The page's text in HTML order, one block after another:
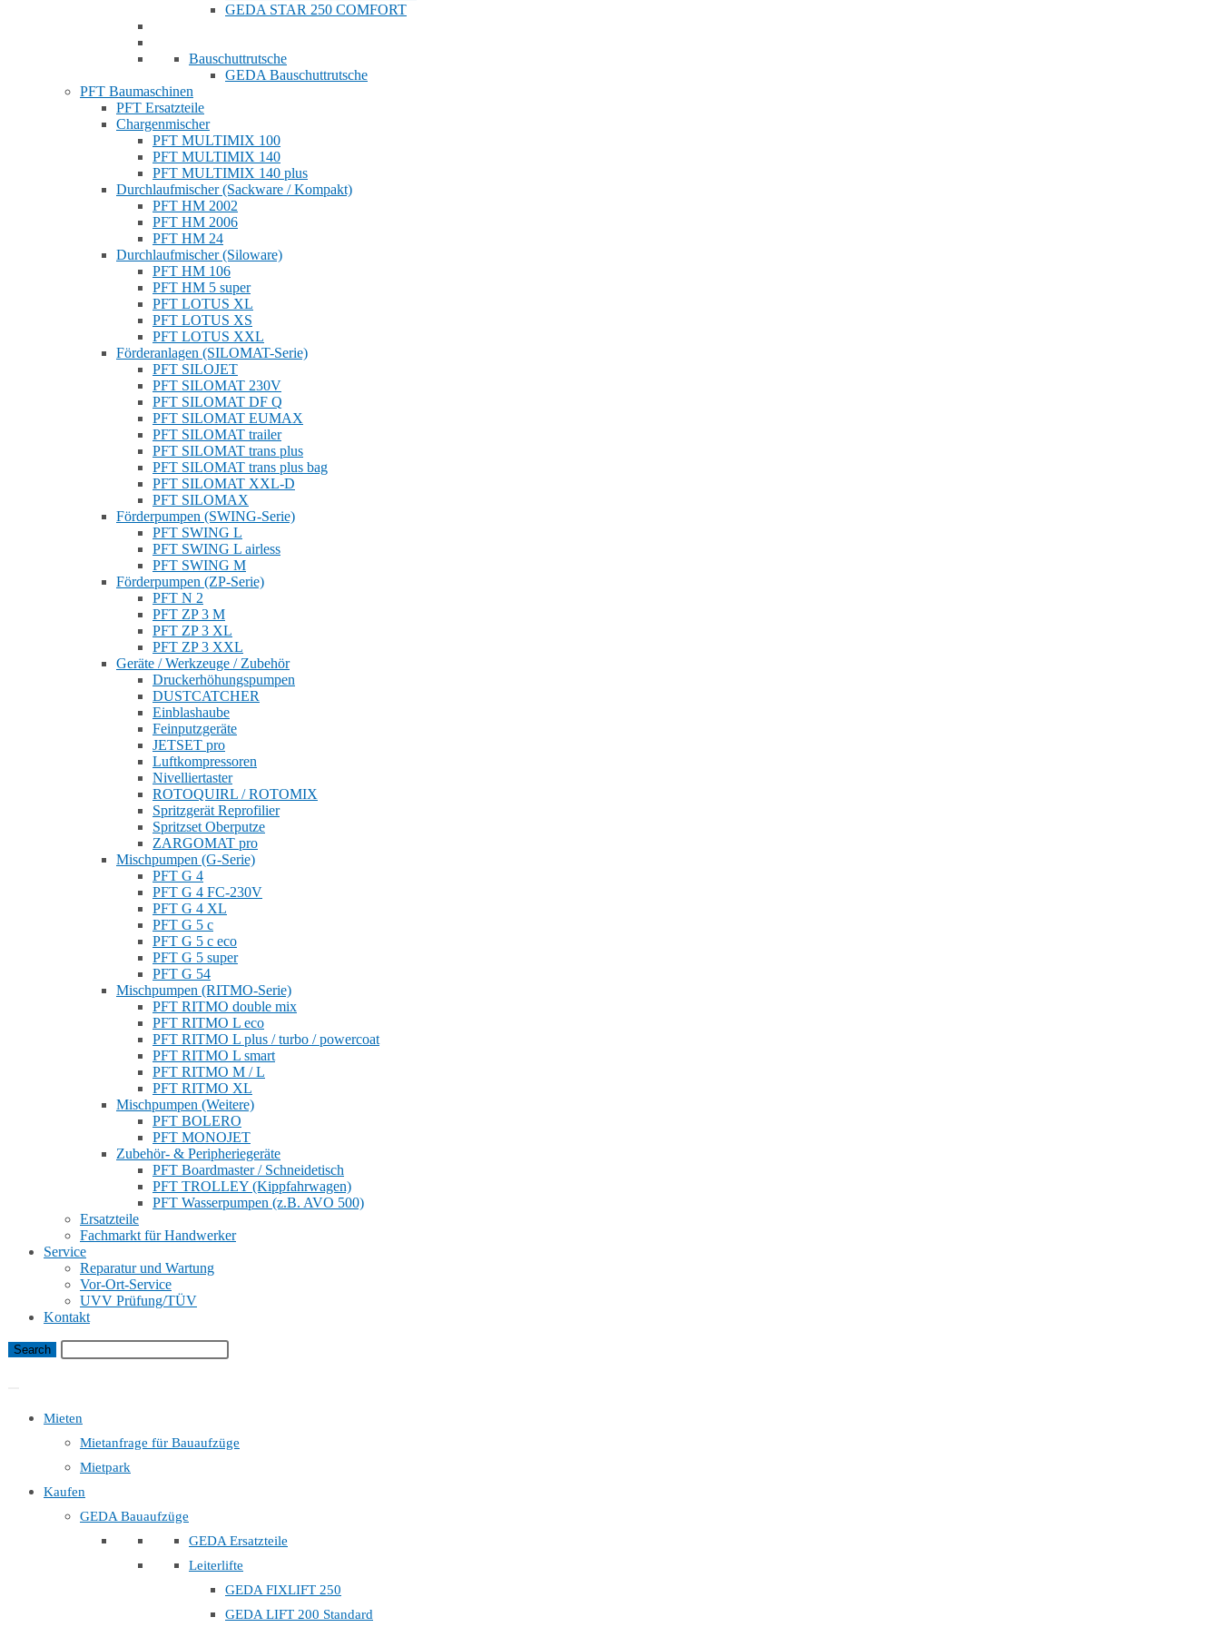
GEDA STAR 250 COMFORT
Bauschuttrutsche
GEDA Bauschuttrutsche
PFT Baumaschinen
PFT Ersatzteile
Chargenmischer
PFT MULTIMIX 100
PFT MULTIMIX 140
PFT MULTIMIX 140 plus
Durchlaufmischer (Sackware / Kompakt)
PFT HM 2002
PFT HM 2006
PFT HM 24
Durchlaufmischer (Siloware)
PFT HM 106
PFT HM 5 super
PFT LOTUS XL
PFT LOTUS XS
PFT LOTUS XXL
Förderanlagen (SILOMAT-Serie)
PFT SILOJET
PFT SILOMAT 230V
PFT SILOMAT DF Q
PFT SILOMAT EUMAX
PFT SILOMAT trailer
PFT SILOMAT trans plus
PFT SILOMAT trans plus bag
PFT SILOMAT XXL-D
PFT SILOMAX
Förderpumpen (SWING-Serie)
PFT SWING L
PFT SWING L airless
PFT SWING M
Förderpumpen (ZP-Serie)
PFT N 2
PFT ZP 3 M
PFT ZP 3 XL
PFT ZP 3 XXL
Geräte / Werkzeuge / Zubehör
Druckerhöhungspumpen
DUSTCATCHER
Einblashaube
Feinputzgeräte
JETSET pro
Luftkompressoren
Nivelliertaster
ROTOQUIRL / ROTOMIX
Spritzgerät Reprofilier
Spritzset Oberputze
ZARGOMAT pro
Mischpumpen (G-Serie)
PFT G 4
PFT G 4 FC-230V
PFT G 4 XL
PFT G 5 c
PFT G 5 c eco
PFT G 5 super
PFT G 54
Mischpumpen (RITMO-Serie)
PFT RITMO double mix
PFT RITMO L eco
PFT RITMO L plus / turbo / powercoat
PFT RITMO L smart
PFT RITMO M / L
PFT RITMO XL
Mischpumpen (Weitere)
PFT BOLERO
PFT MONOJET
Zubehör- & Peripheriegeräte
PFT Boardmaster / Schneidetisch
PFT TROLLEY (Kippfahrwagen)
PFT Wasserpumpen (z.B. AVO 500)
Ersatzteile
Fachmarkt für Handwerker
Service
Reparatur und Wartung
Vor-Ort-Service
UVV Prüfung/TÜV
Kontakt
Mieten
Mietanfrage für Bauaufzüge
Mietpark
Kaufen
GEDA Bauaufzüge
GEDA Ersatzteile
Leiterlifte
GEDA FIXLIFT 250
GEDA LIFT 200 Standard